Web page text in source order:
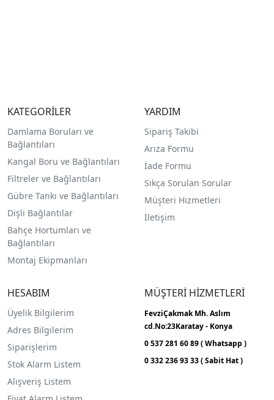
KATEGORİLER
Damlama Boruları ve
Bağlantıları
Kangal Boru ve Bağlantıları
Filtreler ve Bağlantıları
Gübre Tankı ve Bağlantıları
Dişli Bağlantılar
Bahçe Hortumları ve
Bağlantıları
Montaj Ekipmanları
YARDIM
Sipariş Takibi
Arıza Formu
İade Formu
Sıkça Sorulan Sorular
Müşteri Hizmetleri
İletişim
HESABIM
Üyelik Bilgilerim
Adres Bilgilerim
Siparişlerim
Stok Alarm Listem
Alışveriş Listem
MÜŞTERİ HİZMETLERİ
FevziÇakmak Mh.Aslım
cd.No:23Karatay - Konya
0 537 281 60 89 ( Whatsapp )
0 332 236 93 33 ( Sabit Hat )